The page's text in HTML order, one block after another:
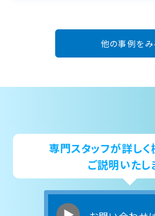
他の事例をみ
専門スタッフが詳し
ご説明いたし